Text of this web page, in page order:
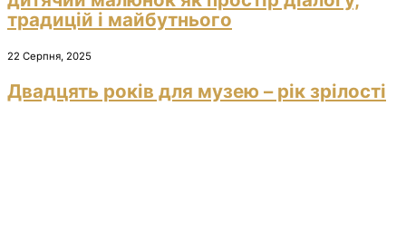
традицій і майбутнього
22 Серпня, 2025
Двадцять років для музею – рік зрілості